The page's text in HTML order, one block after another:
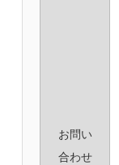
お問い
合わせ